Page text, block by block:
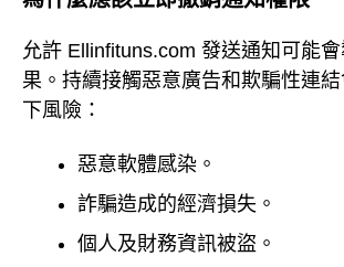
允許 Ellinfituns.com 發送通知可能
果。持續接觸惡意廣告和欺騙性連
下風險：
惡意軟體感染。
詐騙造成的經濟損失。
個人及財務資訊被盜。